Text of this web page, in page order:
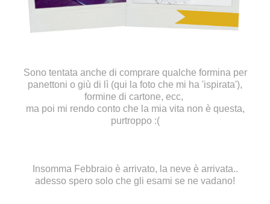
Sono tentata anche di comprare qualche formina per
panettoni o giù di lì (qui la foto che mi ha 'ispirata'),
formine di cartone, ecc,
ma poi mi rendo conto che la mia vita non è questa,
purtroppo :(
Insomma Febbraio è arrivato, la neve è arrivata..
adesso spero solo che gli esami se ne vadano!